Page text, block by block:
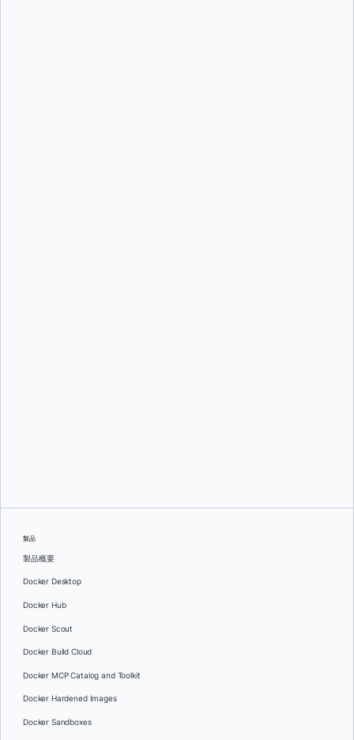
製品
製品概要
Docker Desktop
Docker Hub
Docker Scout
Docker Build Cloud
Docker MCP Catalog and Toolkit
Docker Hardened Images
Docker Sandboxes